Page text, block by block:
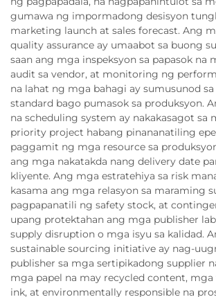
gumawa ng impormadong desisyon
marketing launch at sales forecast. Ang
quality assurance ay umaabot sa buong
saan ang mga inspeksyon sa papasok na
audit sa vendor, at monitoring ng
na lahat ng mga bahagi ay sumusunod
standard bago pumasok sa produksyon.
na scheduling system ay nakakasagot sa
priority project habang pinananatiling
paggamit ng mga resource sa
ang mga nakatakda nang delivery date
kliyente. Ang mga estratehiya sa risk
kasama ang mga relasyon sa maraming
pagpapanatili ng safety stock, at
upang protektahan ang mga publisher
supply disruption o mga isyu sa kalidad.
sustainable sourcing initiative ay nag-
publisher sa mga sertipikadong supplier
mga papel na may recycled content, mga
ink, at environmentally responsible na